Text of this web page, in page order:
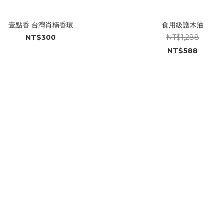
壹點香 台灣肖楠香環
NT$300
食用級護木油
NT$1,288
NT$588